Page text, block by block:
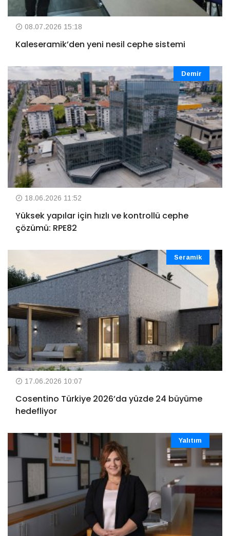
08.07.2026 15:18
Kaleseramik’den yeni nesil cephe sistemi
Demir
18.06.2026 11:52
Yüksek yapılar için hızlı ve kontrollü cephe
çözümü: RPE82
Seramik
17.06.2026 10:07
Cosentino Türkiye 2026’da yüzde 24 büyüme
hedefliyor
Yalıtım